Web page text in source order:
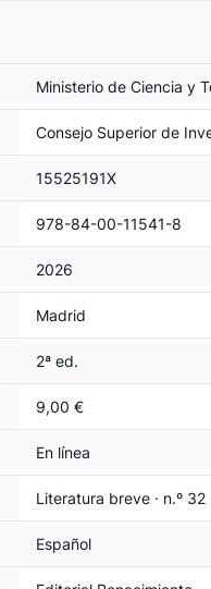
Ministerio de Ciencia y
Consejo Superior de
15525191X
978-84-00-11541-8
2026
Madrid
2ª ed.
9,00 €
En línea
Literatura breve · n.º 32
Español